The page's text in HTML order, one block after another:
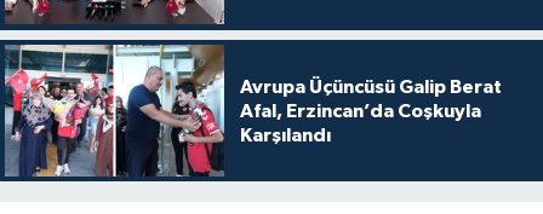
Avrupa Üçüncüsü Galip Berat
Afal, Erzincan’da Coşkuyla
Karşılandı